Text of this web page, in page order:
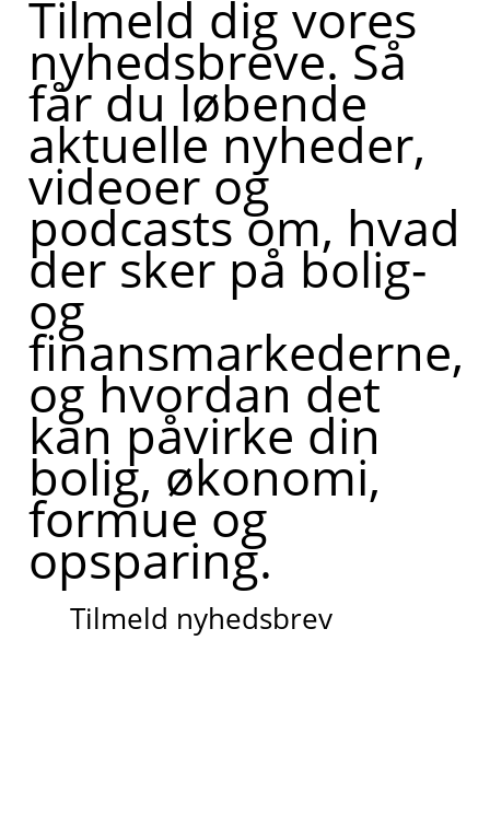
Tilmeld dig vores
nyhedsbreve. Så
får du løbende
aktuelle nyheder,
videoer og
podcasts om, hvad
der sker på bolig-
og
finansmarkederne,
og hvordan det
kan påvirke din
bolig, økonomi,
formue og
opsparing.
Tilmeld nyhedsbrev